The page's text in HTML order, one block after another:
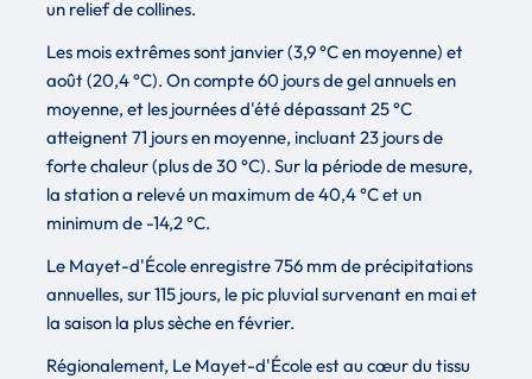
un relief de collines.
Les mois extrêmes sont janvier (3,9 °C en moyenne) et
août (20,4 °C). On compte 60 jours de gel annuels en
moyenne, et les journées d'été dépassant 25 °C
atteignent 71 jours en moyenne, incluant 23 jours de
forte chaleur (plus de 30 °C). Sur la période de mesure,
la station a relevé un maximum de 40,4 °C et un
minimum de -14,2 °C.
Le Mayet-d'École enregistre 756 mm de précipitations
annuelles, sur 115 jours, le pic pluvial survenant en mai et
la saison la plus sèche en février.
Régionalement, Le Mayet-d'École est au cœur du tissu